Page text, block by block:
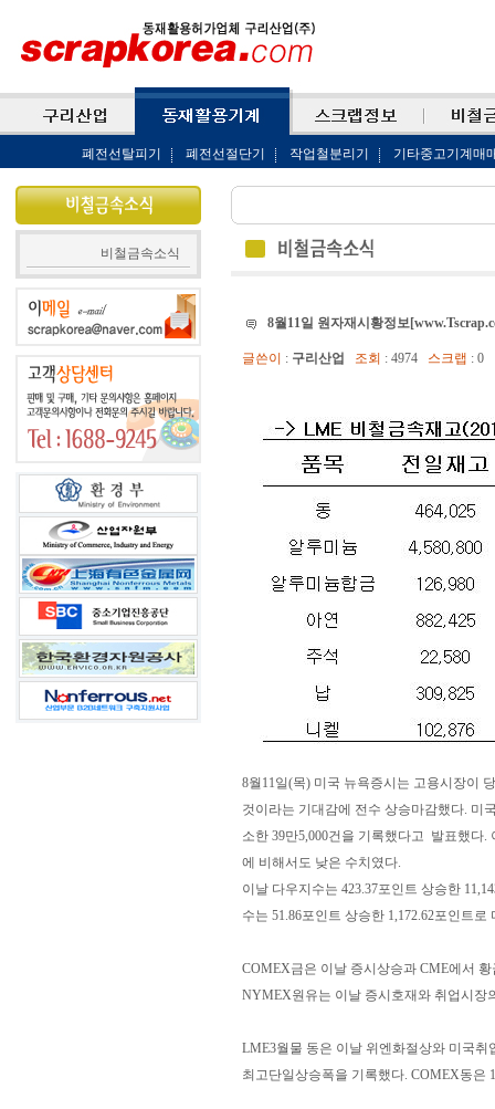
폐전선탈피기 폐전선절단기 작업철분리기 기타중고기계매
비철금속소식
8월11일 원자재시황정보
글쓴이 : 구리산업 조회 : 4974 스크랩 : 0
8월11일(목) 미국 뉴욕증시는 고용시장이
것이라는 기대감에 전수 상승마감했다. 미
소한 39만5,000건을 기록했다고 발표했다.
에 비해서도 낮은 수치였다.
이날 다우지수는 423.37포인트 상승한
수는 51.86포인트 상승한 1,172.62포인트로
COMEX금은 이날 증시상승과 CME에서
NYMEX원유는 이날 증시호재와 취업시장
LME3월물 동은 이날 위엔화절상와 미국취
최고단일상승폭을 기록했다. COMEX동은